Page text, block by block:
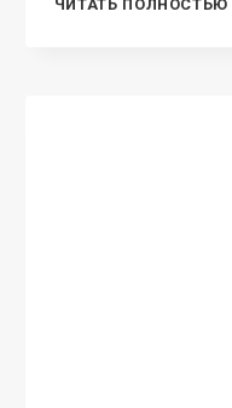
ЧИТАТЬ ПОЛНОСТЬЮ